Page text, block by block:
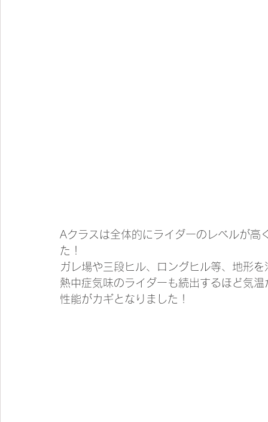
Aクラスは全体的にライダーのレベルが高
た！
ガレ場や三段ヒル、ロングヒル等、地形
熱中症気味のライダーも続出するほど気
性能がカギとなりました！